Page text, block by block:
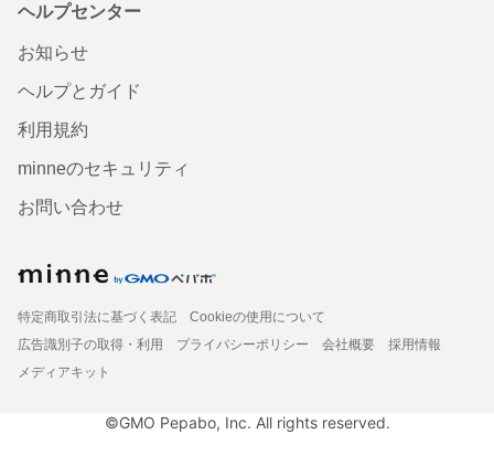
ヘルプセンター
お知らせ
ヘルプとガイド
利用規約
minneのセキュリティ
お問い合わせ
特定商取引法に基づく表記
Cookieの使用について
広告識別子の取得・利用
プライバシーポリシー 会社概要
採用情報
メディアキット
©GMO Pepabo, Inc. All rights reserved.